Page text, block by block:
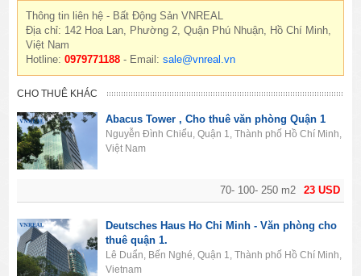
Thông tin liên hệ - Bất Động Sản VNREAL
Địa chỉ: 142 Hoa Lan, Phường 2, Quận Phú Nhuận, Hồ Chí Minh,
Việt Nam
Hotline:0979771188 - Email:sale@vnreal.vn
CHO THUÊ KHÁC
23 USD
70- 100- 250 m2
Abacus Tower , Cho thuê văn phòng Quận 1
Nguyễn Đình Chiểu, Quận 1, Thành phố Hồ Chí Minh,
Việt Nam
Deutsches Haus Ho Chi Minh - Văn phòng cho
thuê quận 1.
Lê Duẩn, Bến Nghé, Quận 1, Thành phố Hồ Chí Minh,
Vietnam